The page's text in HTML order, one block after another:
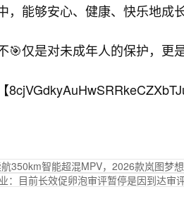
，能够安心、健康、快乐地成
🎯仅是对未成年人的保护，更
350km智能超混MPV，2026款岚图梦
：目前长效促卵泡审评暂停是因到达审